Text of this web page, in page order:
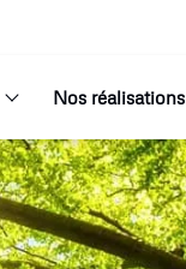
Nos réalisations